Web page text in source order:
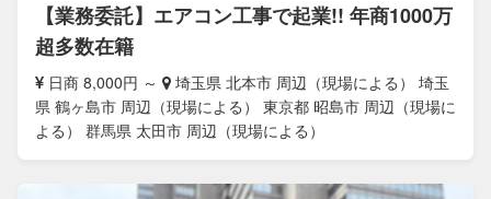
【業務委託】エアコン工事で起業!! 年商1000万
超多数在籍
日商 8,000円 ～
埼玉県 北本市 周辺（現場による） 埼玉
県 鶴ヶ島市 周辺（現場による） 東京都 昭島市 周辺（現場に
よる） 群馬県 太田市 周辺（現場による）